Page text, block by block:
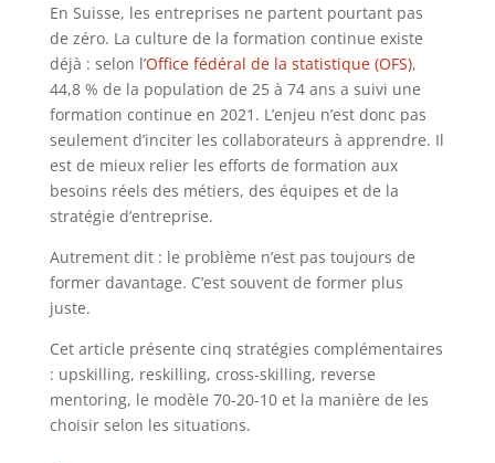
En Suisse, les entreprises ne partent pourtant pas
de zéro. La culture de la formation continue existe
déjà : selon l’Office fédéral de la statistique (OFS),
44,8 % de la population de 25 à 74 ans a suivi une
formation continue en 2021. L’enjeu n’est donc pas
seulement d’inciter les collaborateurs à apprendre. Il
est de mieux relier les efforts de formation aux
besoins réels des métiers, des équipes et de la
stratégie d’entreprise.
Autrement dit : le problème n’est pas toujours de
former davantage. C’est souvent de former plus
juste.
Cet article présente cinq stratégies complémentaires
: upskilling, reskilling, cross-skilling, reverse
mentoring, le modèle 70-20-10 et la manière de les
choisir selon les situations.